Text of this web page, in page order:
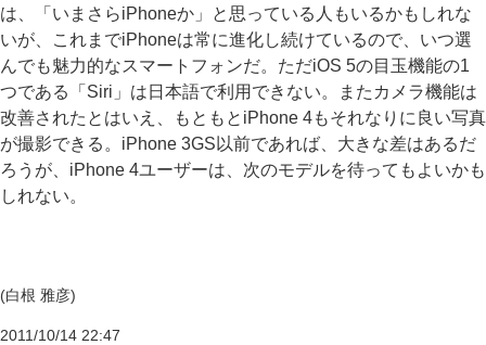
は、「いまさらiPhoneか」と思っている人もいるかもしれな
いが、これまでiPhoneは常に進化し続けているので、いつ選
んでも魅力的なスマートフォンだ。ただiOS 5の目玉機能の1
つである「Siri」は日本語で利用できない。またカメラ機能は
改善されたとはいえ、もともとiPhone 4もそれなりに良い写真
が撮影できる。iPhone 3GS以前であれば、大きな差はあるだ
ろうが、iPhone 4ユーザーは、次のモデルを待ってもよいかも
しれない。
(白根 雅彦)
2011/10/14 22:47